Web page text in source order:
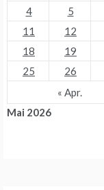
Mai 2026
4
5
11
12
18
19
25
26
« Apr.